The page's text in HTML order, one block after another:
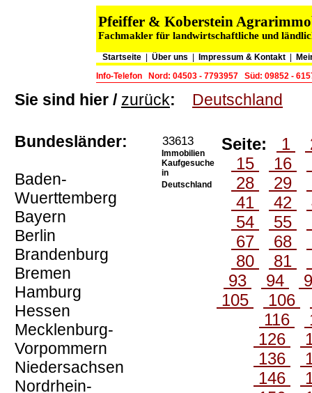
Pfeiffer & Koberstein
Fachmakler für landwirtschaftliche und
Startseite Über uns Impressum & Kontakt
Info-Telefon
Nord: 04503 - 7793957 Süd: 09852 -
Sie sind hier / zurück: Deutschland
Bundesländer:
Baden-
Wuerttemberg
Bayern
Berlin
Brandenburg
Bremen
Hamburg
Hessen
Mecklenburg-
Vorpommern
Niedersachsen
Nordrhein-
33613
Immobilien
Kaufgesuche
in
Deutschland
Seite: 1
15
16
28
29
41
42
54
55
67
68
80
81
93
94
105
106
116
126
136
146